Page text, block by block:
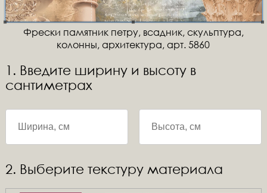
Фрески памятник петру, всадник, скульптура,
колонны, архитектура, арт. 5860
1. Введите ширину и высоту в
сантиметрах
2. Выберите текстуру материала